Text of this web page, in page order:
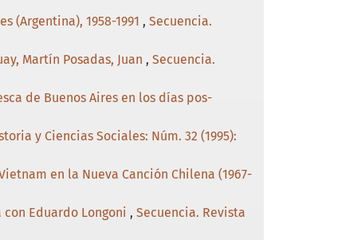
(Argentina), 1958-1991 , Secuencia.
Martín Posadas, Juan , Secuencia.
de Buenos Aires en los días pos-
y Ciencias Sociales: Núm. 32 (1995):
en la Nueva Canción Chilena (1967-
Eduardo Longoni , Secuencia. Revista